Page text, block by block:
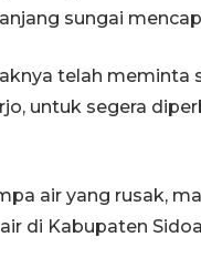
sungai
telah meminta
untuk segera
air yang rusak,
di Kabupaten